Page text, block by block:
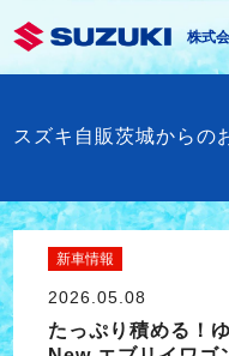
株式
スズキ自販茨城からの
新車情報
2026.05.08
たっぷり積める！